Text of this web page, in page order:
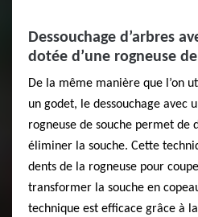
Dessouchage d’arbres
dotée d’une rogneuse
De la même manière que l’on
un godet, le dessouchage avec
rogneuse de souche permet de
éliminer la souche. Cette
dents de la rogneuse pour
transformer la souche en
technique est efficace grâce à